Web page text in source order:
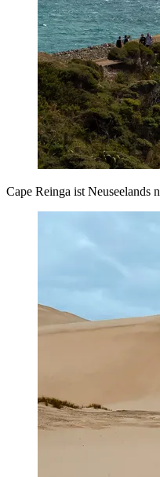
Cape Reinga ist Neuseelands